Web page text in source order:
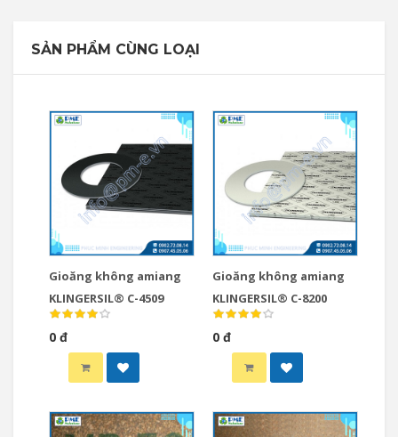
SẢN PHẨM CÙNG LOẠI
Gioăng không amiang
KLINGERSIL® C-4509
0 đ
Gioăng không amiang
KLINGERSIL® C-8200
0 đ